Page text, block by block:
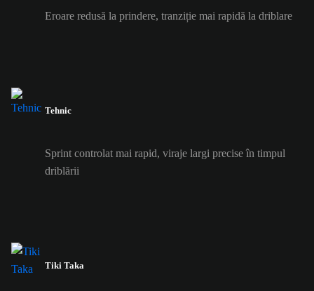
Eroare redusă la prindere, tranziție mai rapidă la driblare
Tehnic
Sprint controlat mai rapid, viraje largi precise în timpul
driblării
Tiki Taka